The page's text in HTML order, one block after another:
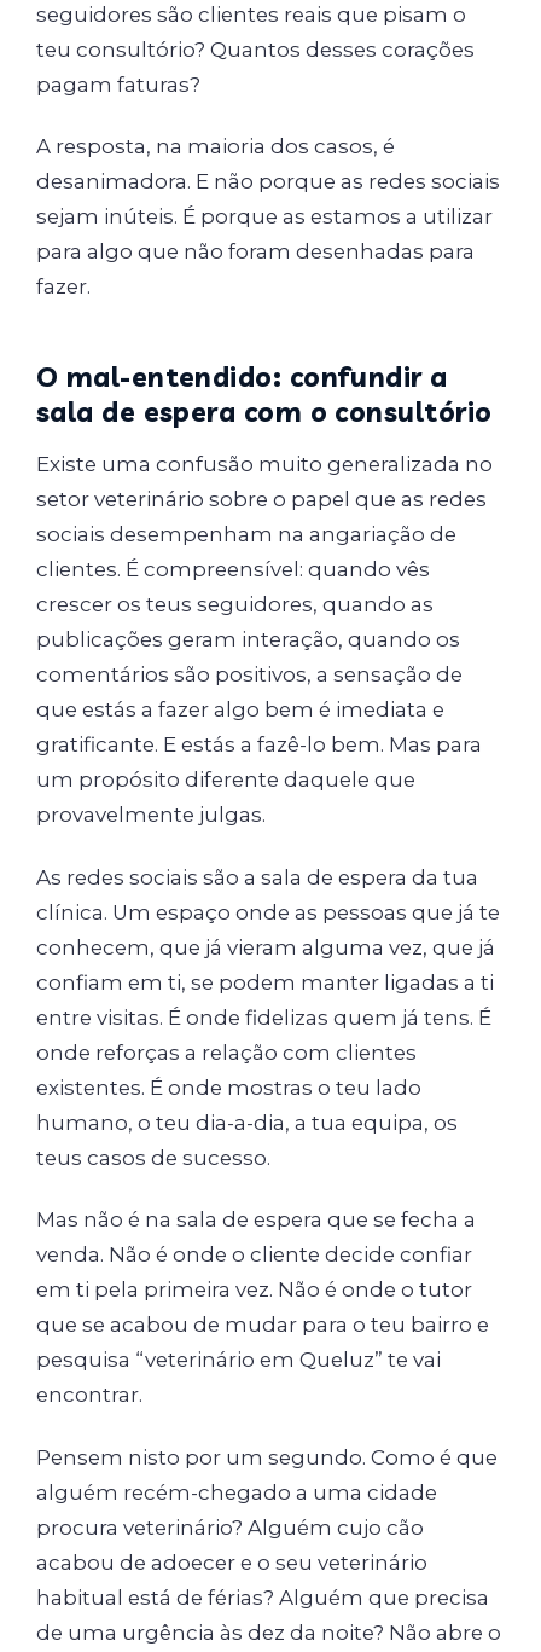
seguidores são clientes reais que pisam o
teu consultório? Quantos desses corações
pagam faturas?
A resposta, na maioria dos casos, é
desanimadora. E não porque as redes sociais
sejam inúteis. É porque as estamos a utilizar
para algo que não foram desenhadas para
fazer.
O mal-entendido: confundir a
sala de espera com o consultório
Existe uma confusão muito generalizada no
setor veterinário sobre o papel que as redes
sociais desempenham na angariação de
clientes. É compreensível: quando vês
crescer os teus seguidores, quando as
publicações geram interação, quando os
comentários são positivos, a sensação de
que estás a fazer algo bem é imediata e
gratificante. E estás a fazê-lo bem. Mas para
um propósito diferente daquele que
provavelmente julgas.
As redes sociais são a sala de espera da tua
clínica. Um espaço onde as pessoas que já te
conhecem, que já vieram alguma vez, que já
confiam em ti, se podem manter ligadas a ti
entre visitas. É onde fidelizas quem já tens. É
onde reforças a relação com clientes
existentes. É onde mostras o teu lado
humano, o teu dia-a-dia, a tua equipa, os
teus casos de sucesso.
Mas não é na sala de espera que se fecha a
venda. Não é onde o cliente decide confiar
em ti pela primeira vez. Não é onde o tutor
que se acabou de mudar para o teu bairro e
pesquisa “veterinário em Queluz” te vai
encontrar.
Pensem nisto por um segundo. Como é que
alguém recém-chegado a uma cidade
procura veterinário? Alguém cujo cão
acabou de adoecer e o seu veterinário
habitual está de férias? Alguém que precisa
de uma urgência às dez da noite? Não abre o